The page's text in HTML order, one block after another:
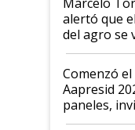
alertó que
del agro se
"No es
Argentina
las mismas
años"
Comenzó
Aapresid
paneles,
todas las